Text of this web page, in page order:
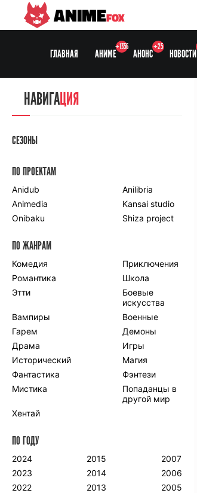
ANIMEFOX
ГЛАВНАЯ АНИМЕ
+1356
АНОНС
+25
НОВОСТИ
НАВИГАЦИЯ
СЕЗОНЫ
ПО ПРОЕКТАМ
Anidub
Anilibria
Animedia
Kansai studio
Onibaku
Shiza project
ПО ЖАНРАМ
Комедия
Приключения
Романтика
Школа
Этти
Боевые
искусства
Вампиры
Военные
Гарем
Демоны
Драма
Игры
Исторический
Магия
Фантастика
Фэнтези
Мистика
Попаданцы в
другой мир
Хентай
ПО ГОДУ
2024
2023
2022
2015
2014
2013
2007
2006
2005